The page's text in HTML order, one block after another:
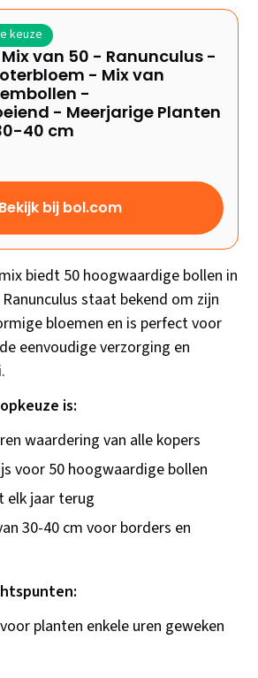
keuze
van 50 - Ranunculus -
- Mix van
-
- Meerjarige Planten
40 cm
Bekijk bij bol.com
biedt 50 hoogwaardige bollen in
staat bekend om zijn
bloemen en is perfect voor
eenvoudige verzorging en
is:
waardering van alle kopers
voor 50 hoogwaardige bollen
elk jaar terug
30-40 cm voor borders en
planten enkele uren geweken